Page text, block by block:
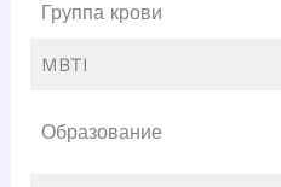
Группа крови
MBTI
Образование